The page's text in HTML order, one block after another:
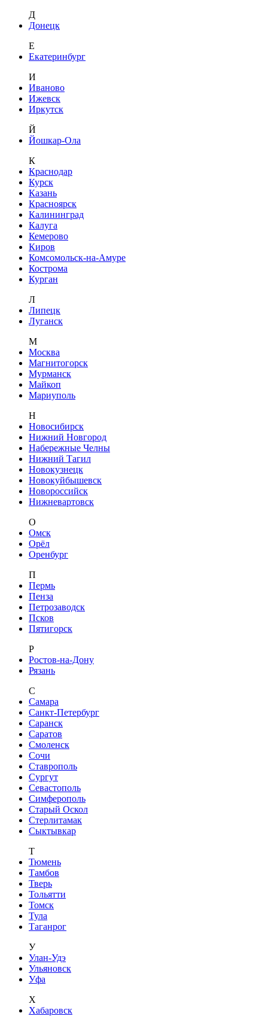
Д
Донецк
Е
Екатеринбург
И
Иваново
Ижевск
Иркутск
Й
Йошкар-Ола
К
Краснодар
Курск
Казань
Красноярск
Калининград
Калуга
Кемерово
Киров
Комсомольск-на-Амуре
Кострома
Курган
Л
Липецк
Луганск
М
Москва
Магнитогорск
Мурманск
Майкоп
Мариуполь
Н
Новосибирск
Нижний Новгород
Набережные Челны
Нижний Тагил
Новокузнецк
Новокуйбышевск
Новороссийск
Нижневартовск
О
Омск
Орёл
Оренбург
П
Пермь
Пенза
Петрозаводск
Псков
Пятигорск
Р
Ростов-на-Дону
Рязань
С
Самара
Санкт-Петербург
Саранск
Саратов
Смоленск
Сочи
Ставрополь
Сургут
Севастополь
Симферополь
Старый Оскол
Стерлитамак
Сыктывкар
Т
Тюмень
Тамбов
Тверь
Тольятти
Томск
Тула
Таганрог
У
Улан-Удэ
Ульяновск
Уфа
Х
Хабаровск